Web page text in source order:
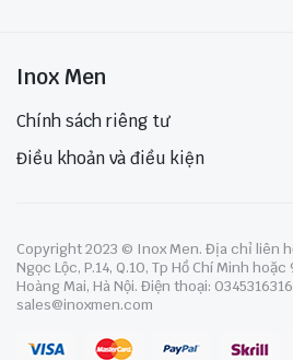
Inox Men
Chính sách riêng tư
Điều khoản và điều kiện
Copyright 2023 © Inox Men. Địa chỉ liên
Ngọc Lộc, P.14, Q.10, Tp Hồ Chí Minh
Hoàng Mai, Hà Nội. Điện thoại:
sales@inoxmen.com